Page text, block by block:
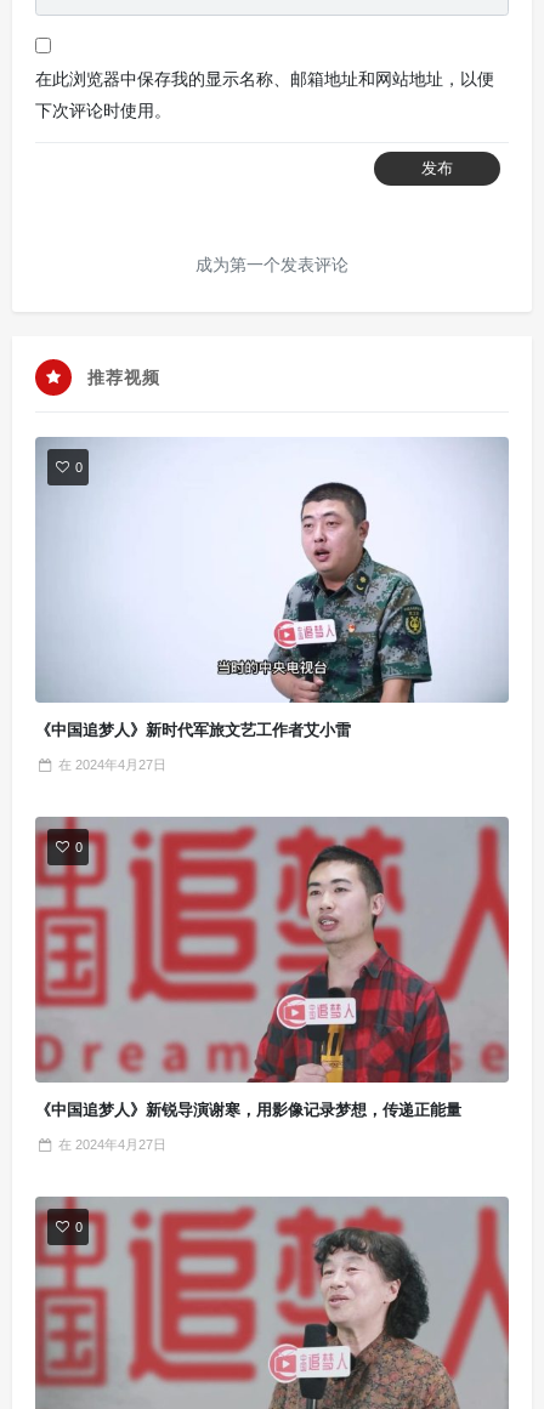
在此浏览器中保存我的显示名称、邮箱地址和网站地址，以便
下次评论时使用。
发布
成为第一个发表评论
推荐视频
0
《中国追梦人》新时代军旅文艺工作者艾小雷
在 2024年4月27日
0
《中国追梦人》新锐导演谢寒，用影像记录梦想，传递正能量
在 2024年4月27日
0